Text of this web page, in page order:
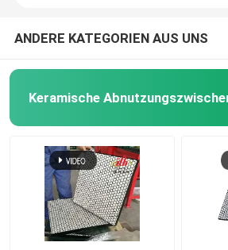
ANDERE KATEGORIEN AUS UNS
Keramische